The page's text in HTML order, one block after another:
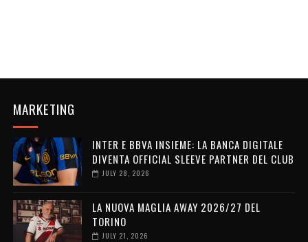
MARKETING
INTER E BBVA INSIEME: LA BANCA DIGITALE
DIVENTA OFFICIAL SLEEVE PARTNER DEL CLUB
JULY 28, 2026
LA NUOVA MAGLIA AWAY 2026/27 DEL
TORINO
JULY 21, 2026